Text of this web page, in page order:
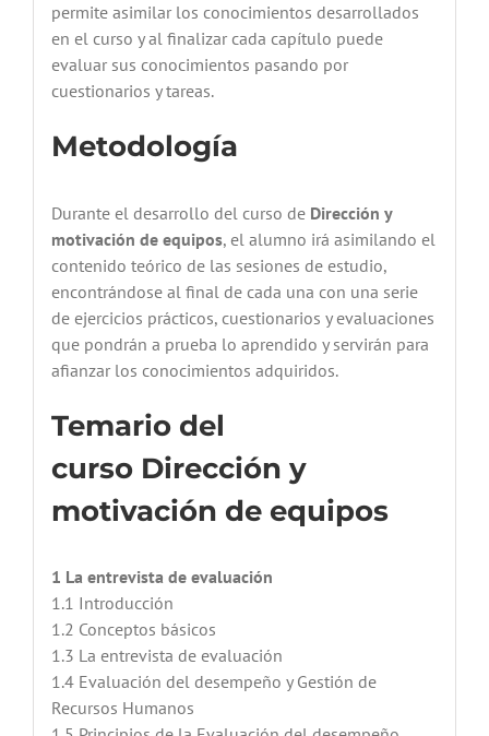
permite asimilar los conocimientos desarrollados
en el curso y al finalizar cada capítulo puede
evaluar sus conocimientos pasando por
cuestionarios y tareas.
Metodología
Durante el desarrollo del curso de Dirección y
motivación de equipos, el alumno irá asimilando el
contenido teórico de las sesiones de estudio,
encontrándose al final de cada una con una serie
de ejercicios prácticos, cuestionarios y evaluaciones
que pondrán a prueba lo aprendido y servirán para
afianzar los conocimientos adquiridos.
Temario del
curso Dirección y
motivación de equipos
1 La entrevista de evaluación
1.1 Introducción
1.2 Conceptos básicos
1.3 La entrevista de evaluación
1.4 Evaluación del desempeño y Gestión de
Recursos Humanos